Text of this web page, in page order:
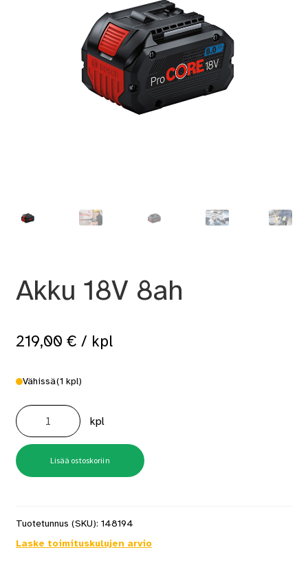
Akku 18V 8ah
219,00 € / kpl
Vähissä(1 kpl)
Akku
18V
8ah
määrä
kpl
Lisää ostoskoriin
Tuotetunnus (SKU): 148194
Laske toimituskulujen arvio